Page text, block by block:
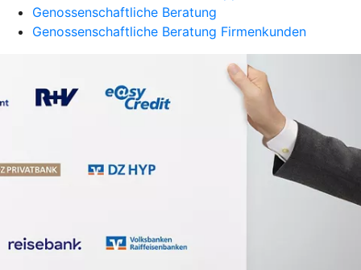
Genossenschaftliche Beratung
Genossenschaftliche Beratung Firmenkunden